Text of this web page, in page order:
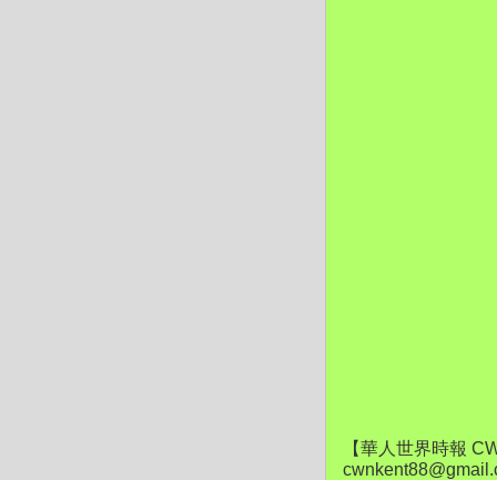
【華人世界時報